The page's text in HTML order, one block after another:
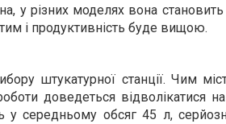
у різних моделях вона
і продуктивність буде вищою.
штукатурної станції. Чим
доведеться відволікатися
середньому обсяг 45 л,